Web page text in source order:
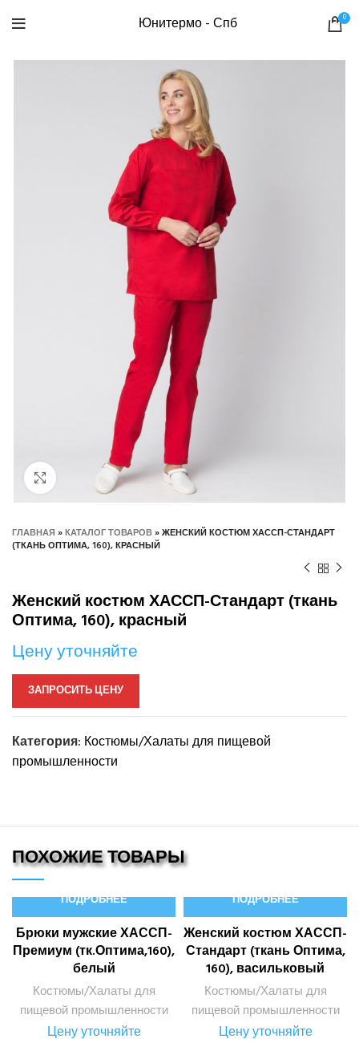
Юнитермо - Спб 0
Нажмите, чтобы увеличить
ГЛАВНАЯ»КАТАЛОГ ТОВАРОВ»ЖЕНСКИЙ КОСТЮМ ХАССП-СТАНДАРТ
(ТКАНЬ ОПТИМА, 160), КРАСНЫЙ
Женский костюм ХАССП-Стандарт (ткань
Оптима, 160), красный
Цену уточняйте
ЗАПРОСИТЬ ЦЕНУ
Категория: Костюмы/Халаты для пищевой
промышленности
ПОХОЖИЕ ТОВАРЫ
ПОДРОБНЕЕ
Брюки мужские ХАССП-
Премиум (тк.Оптима,160),
белый
Костюмы/Халаты для
пищевой промышленности
Цену уточняйте
ПОДРОБНЕЕ
Женский костюм ХАССП-
Стандарт (ткань Оптима,
160), васильковый
Костюмы/Халаты для
пищевой промышленности
Цену уточняйте